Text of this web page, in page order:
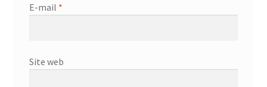
E-mail *
Site web